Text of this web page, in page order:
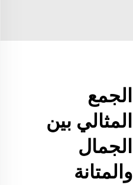
الجمع
المثالي بين
الجمال
والمتانة